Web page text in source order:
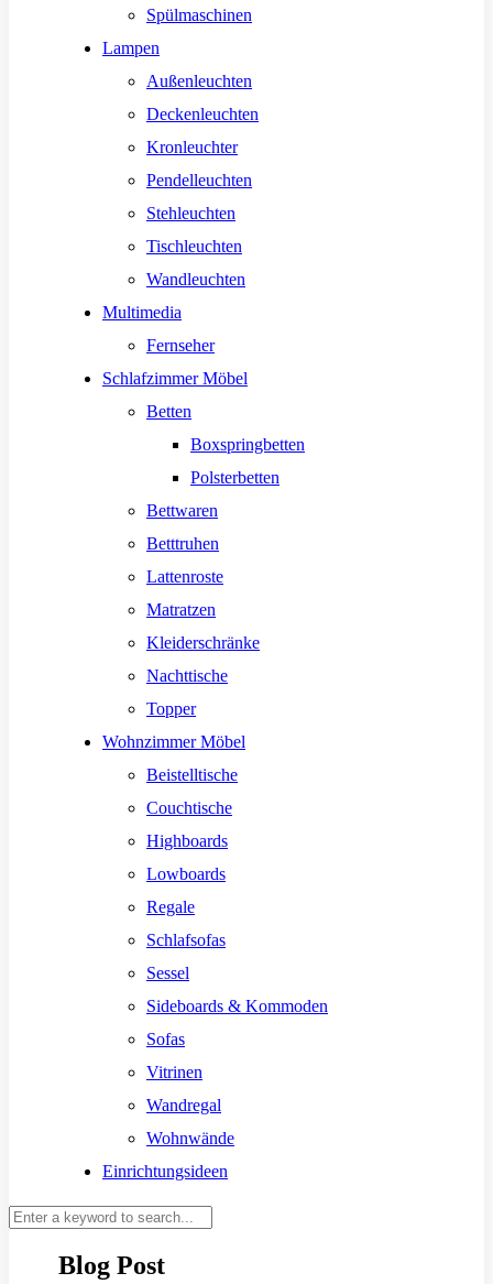
Spülmaschinen
Lampen
Außenleuchten
Deckenleuchten
Kronleuchter
Pendelleuchten
Stehleuchten
Tischleuchten
Wandleuchten
Multimedia
Fernseher
Schlafzimmer Möbel
Betten
Boxspringbetten
Polsterbetten
Bettwaren
Betttruhen
Lattenroste
Matratzen
Kleiderschränke
Nachttische
Topper
Wohnzimmer Möbel
Beistelltische
Couchtische
Highboards
Lowboards
Regale
Schlafsofas
Sessel
Sideboards & Kommoden
Sofas
Vitrinen
Wandregal
Wohnwände
Einrichtungsideen
Blog Post